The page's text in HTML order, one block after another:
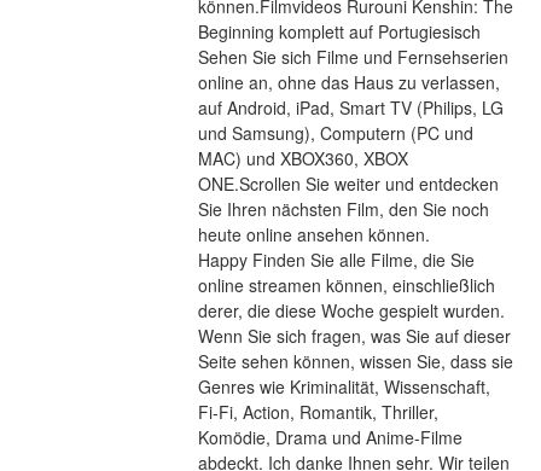
können.Filmvideos Rurouni Kenshin: The
Beginning komplett auf Portugiesisch
Sehen Sie sich Filme und Fernsehserien
online an, ohne das Haus zu verlassen,
auf Android, iPad, Smart TV (Philips, LG
und Samsung), Computern (PC und
MAC) und XBOX360, XBOX
ONE.Scrollen Sie weiter und entdecken
Sie Ihren nächsten Film, den Sie noch
heute online ansehen können.
Happy Finden Sie alle Filme, die Sie
online streamen können, einschließlich
derer, die diese Woche gespielt wurden.
Wenn Sie sich fragen, was Sie auf dieser
Seite sehen können, wissen Sie, dass sie
Genres wie Kriminalität, Wissenschaft,
Fi-Fi, Action, Romantik, Thriller,
Komödie, Drama und Anime-Filme
abdeckt. Ich danke Ihnen sehr. Wir teilen